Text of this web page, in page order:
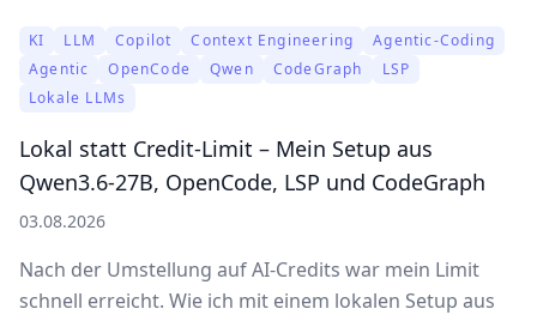
KI LLM Copilot Context Engineering
Agentic-Coding
Agentic
OpenCode Qwen CodeGraph
LSP
Lokale LLMs
Lokal statt Credit-Limit – Mein Setup aus
Qwen3.6-27B, OpenCode, LSP und CodeGraph
03.08.2026
Nach der Umstellung auf AI-Credits war mein Limit
schnell erreicht. Wie ich mit einem lokalen Setup aus